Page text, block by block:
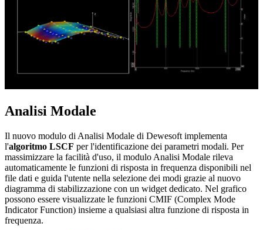
Analisi Modale
Il nuovo modulo di Analisi Modale di Dewesoft implementa
l'algoritmo LSCF per l'identificazione dei parametri modali. Per
massimizzare la facilità d'uso, il modulo Analisi Modale rileva
automaticamente le funzioni di risposta in frequenza disponibili nel
file dati e guida l'utente nella selezione dei modi grazie al nuovo
diagramma di stabilizzazione con un widget dedicato. Nel grafico
possono essere visualizzate le funzioni CMIF (Complex Mode
Indicator Function) insieme a qualsiasi altra funzione di risposta in
frequenza.